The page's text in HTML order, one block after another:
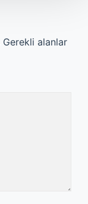
Gerekli alanlar